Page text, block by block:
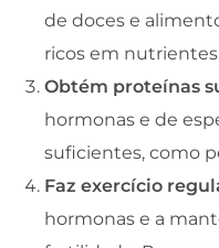
de doces e
ricos em
Obtém proteínas
hormonas e de
suficientes, como
Faz exercício
hormonas e a